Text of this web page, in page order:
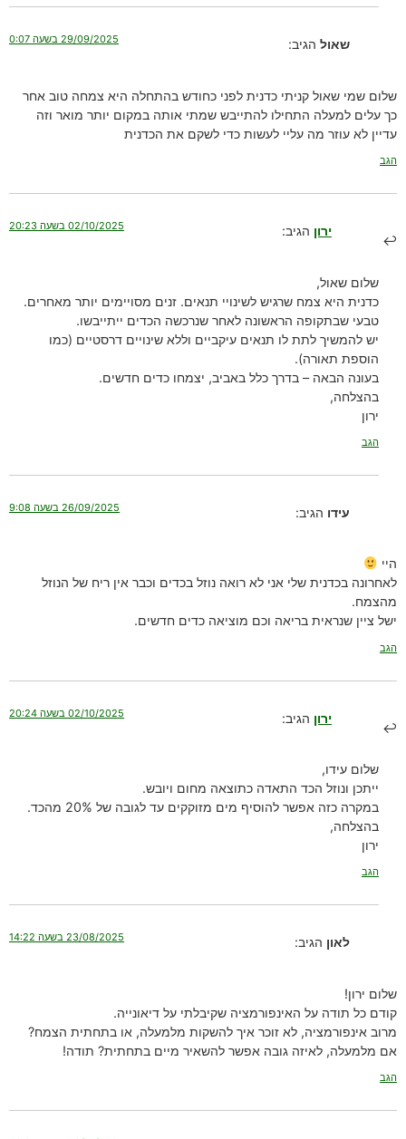
שאול הגיב: 29/09/2025 בשעה 0:07
שלום שמי שאול קניתי כדנית לפני כחודש בהתחלה היא צמחה טוב אחר
כך עלים למעלה התחילו להתייבש שמתי אותה במקום יותר מואר וזה
עדיין לא עוזר מה עליי לעשות כדי לשקם את הכדנית
הגב
ירון הגיב: 02/10/2025 בשעה 20:23
שלום שאול,
כדנית היא צמח שרגיש לשינויי תנאים. זנים מסויימים יותר מאחרים.
טבעי שבתקופה הראשונה לאחר שנרכשה הכדים ייתייבשו.
יש להמשיך לתת לו תנאים עיקביים וללא שינויים דרסטיים (כמו
הוספת תאורה).
בעונה הבאה – בדרך כלל באביב, יצמחו כדים חדשים.
בהצלחה,
ירון
הגב
עידו הגיב: 26/09/2025 בשעה 9:08
היי
לאחרונה בכדנית שלי אני לא רואה נוזל בכדים וכבר אין ריח של הנוזל
מהצמח.
ישל ציין שנראית בריאה וכם מוציאה כדים חדשים.
הגב
ירון הגיב: 02/10/2025 בשעה 20:24
שלום עידו,
ייתכן ונוזל הכד התאדה כתוצאה מחום ויובש.
במקרה כזה אפשר להוסיף מים מזוקקים עד לגובה של 20% מהכד.
בהצלחה,
ירון
הגב
לאון הגיב: 23/08/2025 בשעה 14:22
שלום ירון!
קודם כל תודה על האינפורמציה שקיבלתי על דיאונייה.
מרוב אינפורמציה, לא זוכר איך להשקות מלמעלה, או בתחתית הצמח?
אם מלמעלה, לאיזה גובה אפשר להשאיר מיים בתחתית? תודה!
הגב